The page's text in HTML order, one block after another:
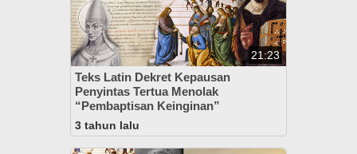
21:23
Teks Latin Dekret Kepausan
Penyintas Tertua Menolak
“Pembaptisan Keinginan”
3 tahun lalu